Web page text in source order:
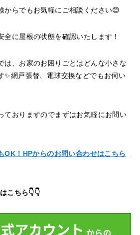
からでもお気軽にご相談ください😊
全に屋根の状態を確認いたします！
は、お家のお困りごとはどんな小さな
✨網戸張替、電球交換などでもお伺い
ておりますのでまずはお気軽にお問い
OK！HPからのお問い合わせはこちら
こちら👇👇